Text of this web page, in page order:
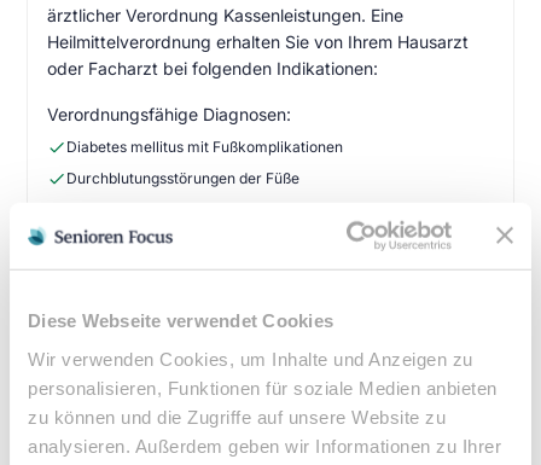
Diese Webseite verwendet Cookies
Wir verwenden Cookies, um Inhalte und Anzeigen zu
personalisieren, Funktionen für soziale Medien anbieten
zu können und die Zugriffe auf unsere Website zu
analysieren. Außerdem geben wir Informationen zu Ihrer
ärztlicher Verordnung Kassenleistungen. Eine
Heilmittelverordnung erhalten Sie von Ihrem Hausarzt
oder Facharzt bei folgenden Indikationen:
Verordnungsfähige Diagnosen:
Diabetes mellitus mit Fußkomplikationen
Durchblutungsstörungen der Füße
Querschnittslähmung
• Befreiung bei chronischen Erkrankungen möglich
•Privatleistungen nach individueller Vereinbarung
Hausbesuche bei medizinischer Notwendigkeit